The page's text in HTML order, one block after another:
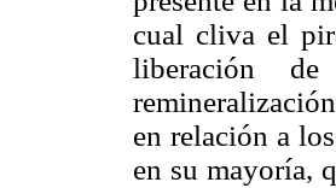
cual cliva el
liberación
en relación a
en su mayoría,